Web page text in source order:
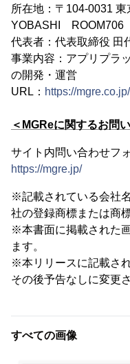
所在地：〒104-0031
YOBASHI ROOM706
代表者：代表取締役 田
事業内容：アプリプラ
の開発・運営
URL： https://mgre.co.jp/
＜MGReに関するお問
サイト内問い合わせフ
https://mgre.jp/
※記載されている会社
社の登録商標または商標
※本書⾯に掲載された
ます。
※本リリースに記載さ
その後予告なしに変更
すべての画像